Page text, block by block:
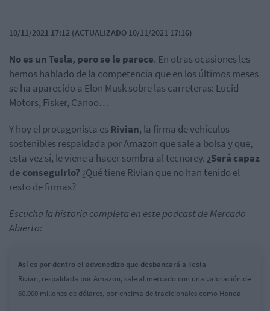
10/11/2021 17:12 (ACTUALIZADO 10/11/2021 17:16)
No es un Tesla, pero se le parece. En otras ocasiones les
hemos hablado de la competencia que en los últimos meses
se ha aparecido a Elon Musk sobre las carreteras: Lucid
Motors, Fisker, Canoo…
Y hoy el protagonista esRivian, la firma de vehículos
sostenibles respaldada por Amazon que sale a bolsa y que,
esta vez sí, le viene a hacer sombra al tecnorey. ¿Será capaz
de conseguirlo? ¿Qué tiene Rivian que no han tenido el
resto de firmas?
Escucha la historia completa en este podcast de Mercado
Abierto:
Así es por dentro el advenedizo que desbancará a Tesla
Rivian, respaldada por Amazon, sale al mercado con una valoración de
60.000 millones de dólares, por encima de tradicionales como Honda